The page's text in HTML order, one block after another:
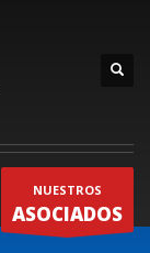
NUESTROS
ASOCIADOS